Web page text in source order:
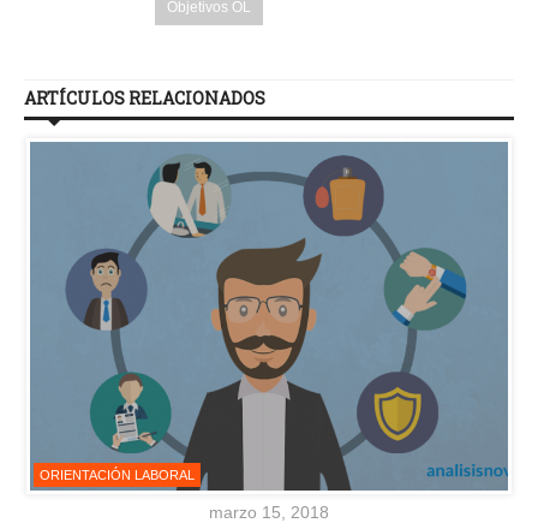
Objetivos OL
ARTÍCULOS RELACIONADOS
ORIENTACIÓN LABORAL
marzo 15, 2018